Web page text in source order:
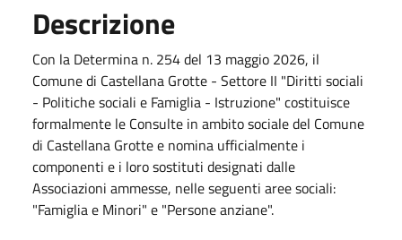
Descrizione
Con la Determina n. 254 del 13 maggio 2026, il
Comune di Castellana Grotte - Settore II "Diritti sociali
- Politiche sociali e Famiglia - Istruzione" costituisce
formalmente le Consulte in ambito sociale del Comune
di Castellana Grotte e nomina ufficialmente i
componenti e i loro sostituti designati dalle
Associazioni ammesse, nelle seguenti aree sociali:
"Famiglia e Minori" e "Persone anziane".